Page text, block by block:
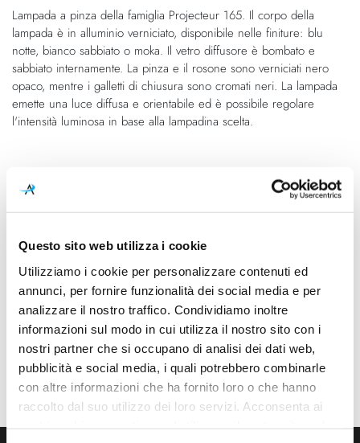
Questo sito web utilizza i cookie
Utilizziamo i cookie per personalizzare contenuti ed
annunci, per fornire funzionalità dei social media e per
analizzare il nostro traffico. Condividiamo inoltre
informazioni sul modo in cui utilizza il nostro sito con i
nostri partner che si occupano di analisi dei dati web,
pubblicità e social media, i quali potrebbero combinarle
con altre informazioni che ha fornito loro o che hanno
raccolto dal suo utilizzo dei loro servizi. Acconsenta ai
galleria
di
immagini
di
immagini
Lampada a pinza della famiglia Projecteur 165. Il corpo della
lampada è in alluminio verniciato, disponibile nelle finiture: blu
notte, bianco sabbiato o moka. Il vetro diffusore è bombato e
sabbiato internamente. La pinza e il rosone sono verniciati nero
opaco, mentre i galletti di chiusura sono cromati neri. La lampada
emette una luce diffusa e orientabile ed è possibile regolare
l'intensità luminosa in base alla lampadina scelta.
Caratteristiche
Dimensioni
160mm x 180mm - H 220mm
Lampadina Led
Potenza e attacco
23W - E27 - 230V
Lampadina
Esclusa
Dimmerazione
Dimmerabile
Classe energetica
A++, A+, A